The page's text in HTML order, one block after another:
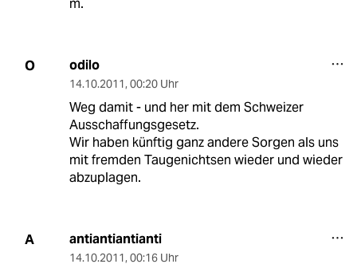
m.
O odilo
14.10.2011, 00:20 Uhr
Weg damit - und her mit dem Schweizer
Ausschaffungsgesetz.
Wir haben künftig ganz andere Sorgen als uns
mit fremden Taugenichtsen wieder und wieder
abzuplagen.
A antiantiantianti
14.10.2011, 00:16 Uhr